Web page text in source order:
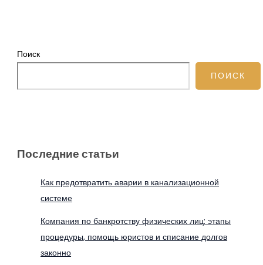
Поиск
ПОИСК
Последние статьи
Как предотвратить аварии в канализационной
системе
Компания по банкротству физических лиц: этапы
процедуры, помощь юристов и списание долгов
законно